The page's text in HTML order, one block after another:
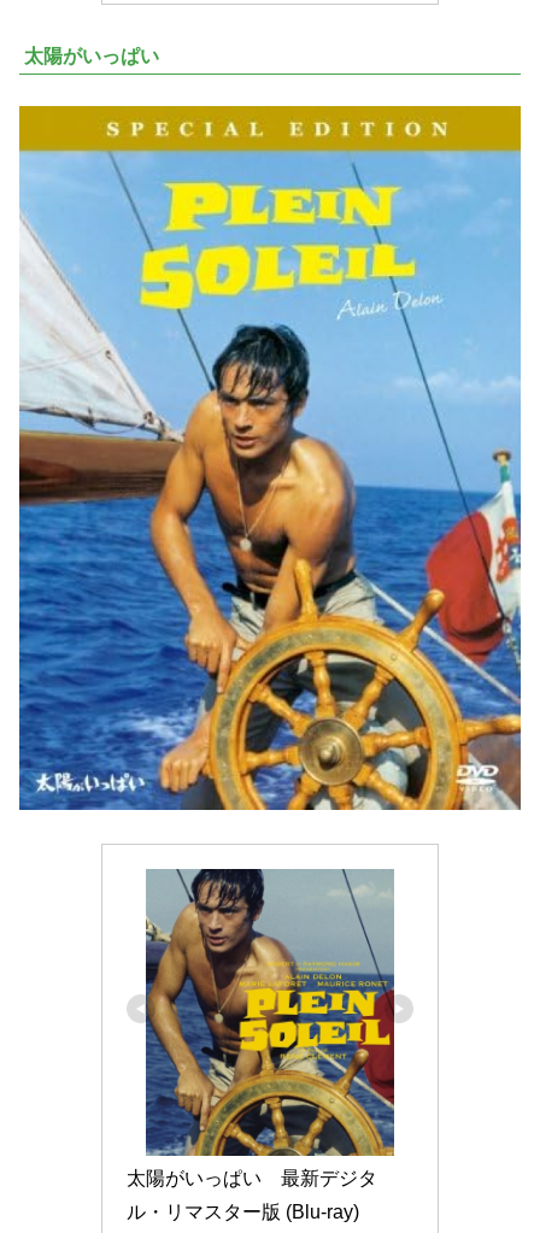
太陽がいっぱい
太陽がいっぱい　最新デジタ
ル・リマスター版 (Blu-ray)